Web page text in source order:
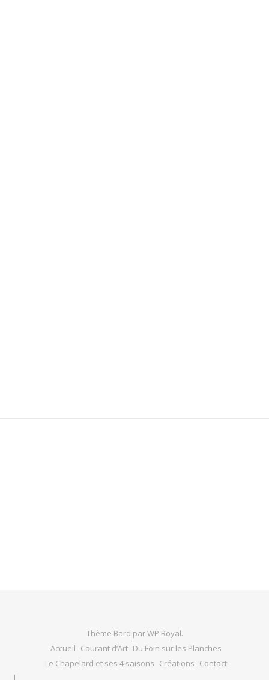
Thème Bard parWP Royal.
Accueil Courant d’Art Du Foin sur les Planches
Le Chapelard et ses 4 saisons Créations Contact